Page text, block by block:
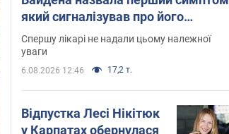
який сигналізував про його
"агресивний" рак
Спершу лікарі не надали цьому належної
уваги
6.08.2026 12:46 17,2 т.
Відпустка Лесі Нікітюк
у Карпатах обернулася